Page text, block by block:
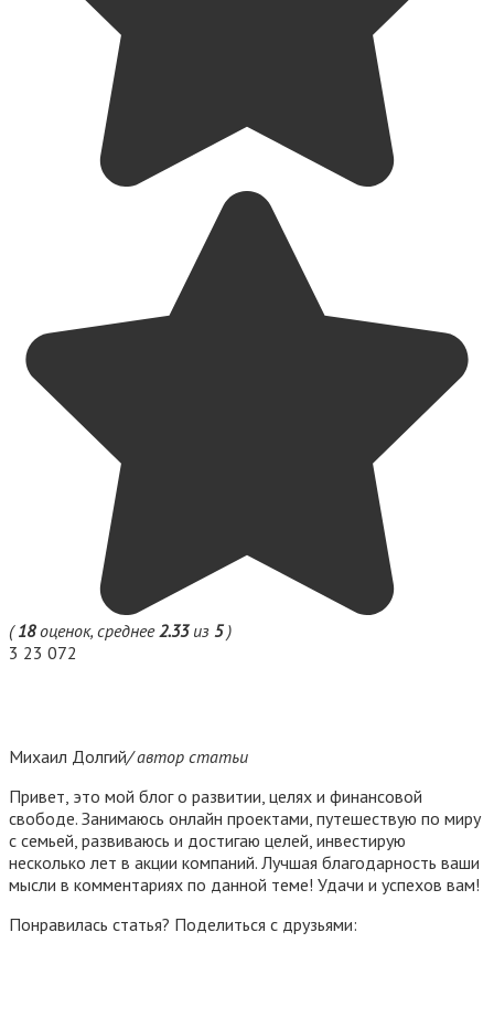
(18оценок, среднее 2.33из 5)
3 23 072
Михаил Долгий/ автор статьи
Привет, это мой блог о развитии, целях и финансовой
свободе. Занимаюсь онлайн проектами, путешествую по миру
с семьей, развиваюсь и достигаю целей, инвестирую
несколько лет в акции компаний. Лучшая благодарность ваши
мысли в комментариях по данной теме! Удачи и успехов вам!
Понравилась статья? Поделиться с друзьями: